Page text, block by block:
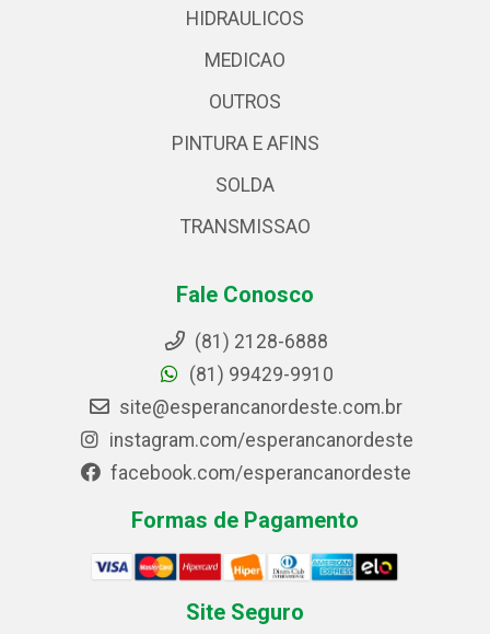
HIDRAULICOS
MEDICAO
OUTROS
PINTURA E AFINS
SOLDA
TRANSMISSAO
Fale Conosco
(81) 2128-6888
(81) 99429-9910
site@esperancanordeste.com.br
instagram.com/esperancanordeste
facebook.com/esperancanordeste
Formas de Pagamento
Site Seguro